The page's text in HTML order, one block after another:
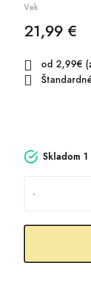
Vek
21,99 €
 od 2,99€

Skladom 1
-